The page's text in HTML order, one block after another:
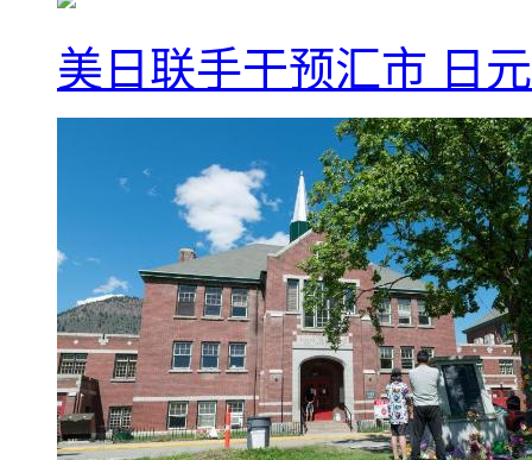
美日联手干预汇市 日